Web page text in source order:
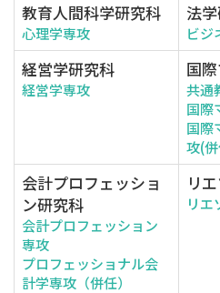
教育人間科学研究科
心理学専攻
法
ビジ
経営学研究科
経営学専攻
国
共通
国際
国際
攻(
会計プロフェッショ
ン研究科
会計プロフェッション
専攻
プロフェッショナル会
計学専攻（併任）
リ
リエ